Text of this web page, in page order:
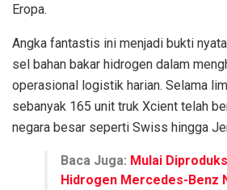
Eropa.
Angka fantastis ini menjadi bukti
sel bahan bakar hidrogen dalam
operasional logistik harian. Selama
sebanyak 165 unit truk Xcient telah
negara besar seperti Swiss hingga
Baca Juga: Mulai
Hidrogen Mercedes-Benz